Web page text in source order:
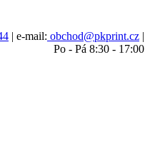
| e-mail: obchod@pkprint.cz |
Po - Pá 8:30 - 17:00